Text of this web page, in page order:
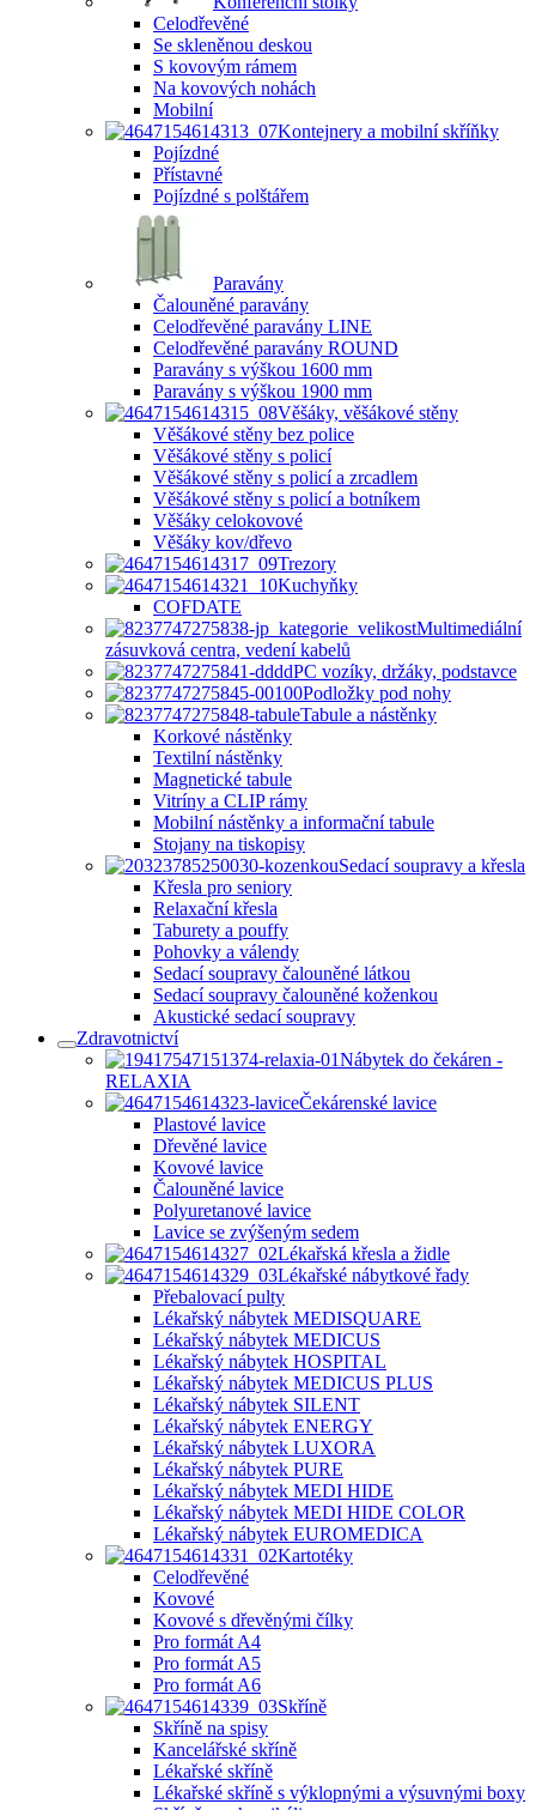
Celodřevěné
Se skleněnou deskou
S kovovým rámem
Na kovových nohách
Mobilní
Kontejnery a mobilní skříňky
Pojízdné
Přístavné
Pojízdné s polštářem
Paravány
Čalouněné paravány
Celodřevěné paravány LINE
Celodřevěné paravány ROUND
Paravány s výškou 1600 mm
Paravány s výškou 1900 mm
Věšáky, věšákové stěny
Věšákové stěny bez police
Věšákové stěny s policí
Věšákové stěny s policí a zrcadlem
Věšákové stěny s policí a botníkem
Věšáky celokovové
Věšáky kov/dřevo
Trezory
Kuchyňky
COFDATE
Multimediální
zásuvková centra, vedení kabelů
PC vozíky, držáky, podstavce
Podložky pod nohy
Tabule a nástěnky
Korkové nástěnky
Textilní nástěnky
Magnetické tabule
Vitríny a CLIP rámy
Mobilní nástěnky a informační tabule
Stojany na tiskopisy
Sedací soupravy a křesla
Křesla pro seniory
Relaxační křesla
Taburety a pouffy
Pohovky a válendy
Sedací soupravy čalouněné látkou
Sedací soupravy čalouněné koženkou
Akustické sedací soupravy
Zdravotnictví
Nábytek do čekáren -
RELAXIA
Čekárenské lavice
Plastové lavice
Dřevěné lavice
Kovové lavice
Čalouněné lavice
Polyuretanové lavice
Lavice se zvýšeným sedem
Lékařská křesla a židle
Lékařské nábytkové řady
Přebalovací pulty
Lékařský nábytek MEDISQUARE
Lékařský nábytek MEDICUS
Lékařský nábytek HOSPITAL
Lékařský nábytek MEDICUS PLUS
Lékařský nábytek SILENT
Lékařský nábytek ENERGY
Lékařský nábytek LUXORA
Lékařský nábytek PURE
Lékařský nábytek MEDI HIDE
Lékařský nábytek MEDI HIDE COLOR
Lékařský nábytek EUROMEDICA
Kartotéky
Celodřevěné
Kovové
Kovové s dřevěnými čílky
Pro formát A4
Pro formát A5
Pro formát A6
Skříně
Skříně na spisy
Kancelářské skříně
Lékařské skříně
Lékařské skříně s výklopnými a výsuvnými boxy